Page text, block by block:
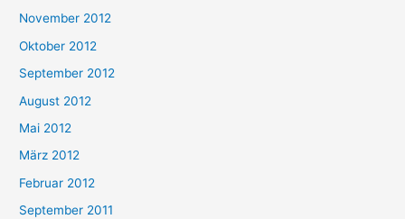
November 2012
Oktober 2012
September 2012
August 2012
Mai 2012
März 2012
Februar 2012
September 2011